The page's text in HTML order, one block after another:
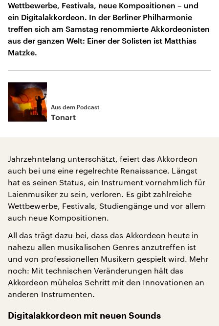
Wettbewerbe, Festivals, neue Kompositionen – und
ein Digitalakkordeon. In der Berliner Philharmonie
treffen sich am Samstag renommierte Akkordeonisten
aus der ganzen Welt: Einer der Solisten ist Matthias
Matzke.
Aus dem Podcast
Tonart
Jahrzehntelang unterschätzt, feiert das Akkordeon
auch bei uns eine regelrechte Renaissance. Längst
hat es seinen Status, ein Instrument vornehmlich für
Laienmusiker zu sein, verloren. Es gibt zahlreiche
Wettbewerbe, Festivals, Studiengänge und vor allem
auch neue Kompositionen.
All das trägt dazu bei, dass das Akkordeon heute in
nahezu allen musikalischen Genres anzutreffen ist
und von professionellen Musikern gespielt wird. Mehr
noch: Mit technischen Veränderungen hält das
Akkordeon mühelos Schritt mit den Innovationen an
anderen Instrumenten.
Digitalakkordeon mit neuen Sounds